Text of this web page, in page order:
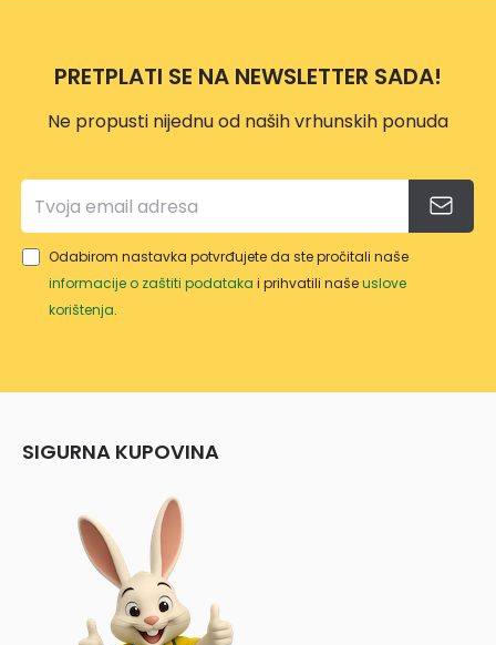
PRETPLATI SE NA NEWSLETTER SADA!
Ne propusti nijednu od naših vrhunskih ponuda
Odabirom nastavka potvrđujete da ste pročitali naše
informacije o zaštiti podataka i prihvatili našeuslove
korištenja.
SIGURNA KUPOVINA